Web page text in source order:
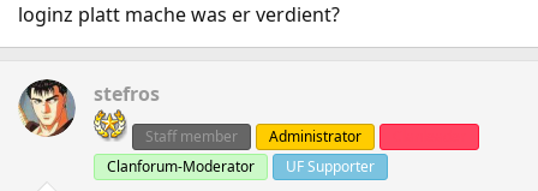
loginz platt mache was er verdient?
stefros
Staff member Administrator
Clanforum-Moderator
UF Supporter